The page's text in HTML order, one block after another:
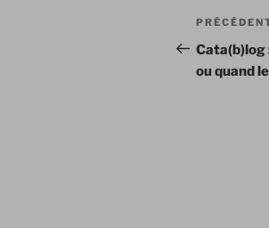
de
Article
précédent
Cata(b)log
ou quand